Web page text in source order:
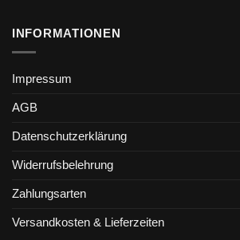
INFORMATIONEN
Impressum
AGB
Datenschutzerklärung
Widerrufsbelehrung
Zahlungsarten
Versandkosten & Lieferzeiten